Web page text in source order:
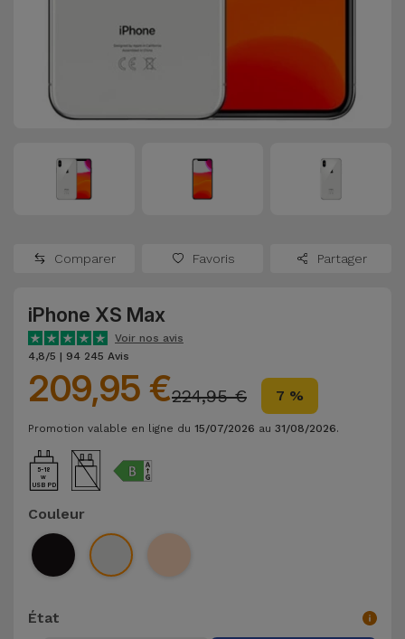
Xiaomi
Oppo
OnePlus
Dyson
TCL
Autres
Marques
Voir
tout
Reconditionnés
Samsungs
Reconditionnés
Reconditionnés
Reconditionnées
Voir
tout
Protections
d'Écran
Batteries
Externes
et
Enceintes
Montres
Connectées
et
Bracelets
Chaînes
de
Téléphone
Comparer Favoris Partager
iPhone XS Max
Voir nos avis
4,8/5 | 94 245 Avis
209,95 €224,95 € 7 %
Promotion valable en ligne du 15/07/2026 au 31/08/2026.
5-18
USB PD
Couleur
État